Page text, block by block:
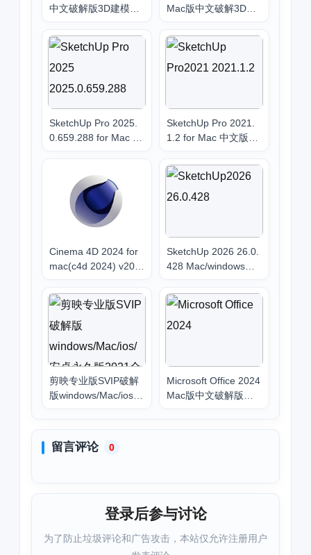
中文破解版3D建模动
Mac版中文破解3D建
SketchUp Pro 2025.
0.659.288 for Mac 中
SketchUp Pro 2021.
1.2 for Mac 中文版下
软件
Cinema 4D 2024 for
mac(c4d 2024) v202
安装
SketchUp 2026 26.0.
428 Mac/windows中
26下载安装教程
剪映专业版SVIP破解
版windows/Mac/ios/
Microsoft Office 2024
Mac版中文破解版下
留言评论 0
登录后参与讨论
为了防止垃圾评论和广告攻击，本站仅允许注册用户